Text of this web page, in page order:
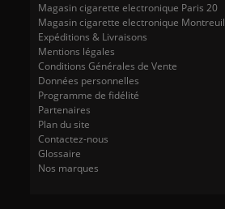
Magasin cigarette electronique Paris 20
Magasin cigarette electronique Montreuil
Expéditions & Livraisons
Mentions légales
Conditions Générales de Vente
Données personnelles
Programme de fidélité
Partenaires
Plan du site
Contactez-nous
Glossaire
Nos marques